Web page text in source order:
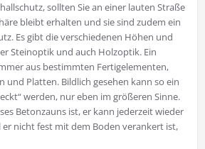
sollten Sie an einer lauten Straße
bleibt erhalten und sie sind zudem ein
Es gibt die verschiedenen Höhen und
Steinoptik und auch Holzoptik. Ein
aus bestimmten Fertigelementen,
und Platten. Bildlich gesehen kann so ein
werden, nur eben im größeren Sinne.
Betonzauns ist, er kann jederzeit wieder
nicht fest mit dem Boden verankert ist,